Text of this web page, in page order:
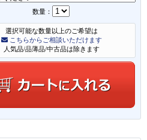
数量：
選択可能な数量以上のご希望は
こちらからご相談いただけます
人気品/品薄品/中古品は除きます